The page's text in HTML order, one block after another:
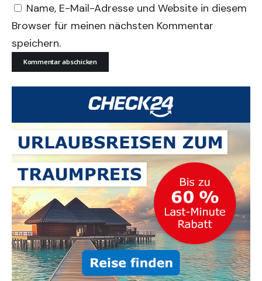
Name, E-Mail-Adresse und Website in diesem
Browser für meinen nächsten Kommentar
speichern.